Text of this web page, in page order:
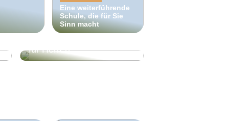
Eine weiterführende
Schule, die für Sie
Sinn macht
Dänische
Elektrofahrradmarke mit
für Herren